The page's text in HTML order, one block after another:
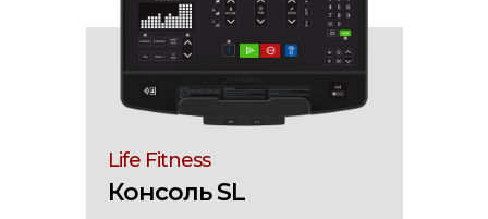
Life Fitness
Консоль SL